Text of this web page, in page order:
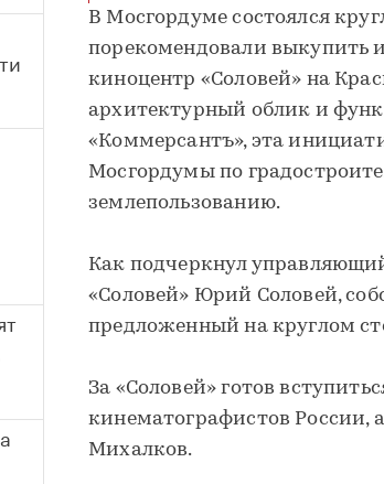
В Мосгордуме состоялся
порекомендовали выкупить
киноцентр «Соловей» на
архитектурный облик и
«Коммерсантъ», эта
Мосгордумы по
землепользованию.
Как подчеркнул
«Соловей» Юрий Соловей,
предложенный на круглом
За «Соловей» готов
кинематографистов России,
Михалков.